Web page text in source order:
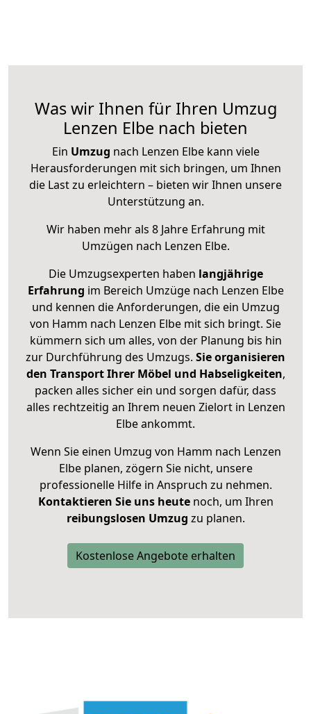
Was wir Ihnen für Ihren Umzug
Lenzen Elbe nach bieten
Ein Umzug nach Lenzen Elbe kann viele
Herausforderungen mit sich bringen, um Ihnen
die Last zu erleichtern – bieten wir Ihnen unsere
Unterstützung an.
Wir haben mehr als 8 Jahre Erfahrung mit
Umzügen nach Lenzen Elbe.
Die Umzugsexperten haben langjährige
Erfahrung im Bereich Umzüge nach Lenzen Elbe
und kennen die Anforderungen, die ein Umzug
von Hamm nach Lenzen Elbe mit sich bringt. Sie
kümmern sich um alles, von der Planung bis hin
zur Durchführung des Umzugs. Sie organisieren
den Transport Ihrer Möbel und Habseligkeiten,
packen alles sicher ein und sorgen dafür, dass
alles rechtzeitig an Ihrem neuen Zielort in Lenzen
Elbe ankommt.
Wenn Sie einen Umzug von Hamm nach Lenzen
Elbe planen, zögern Sie nicht, unsere
professionelle Hilfe in Anspruch zu nehmen.
Kontaktieren Sie uns heutenoch, um Ihren
reibungslosen Umzug zu planen.
Kostenlose Angebote erhalten